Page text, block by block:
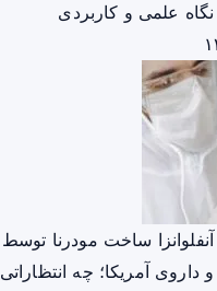
علمی و کاربردی
ساخت مودرنا توسط
داروی آمریکا؛ چه انتظاراتی